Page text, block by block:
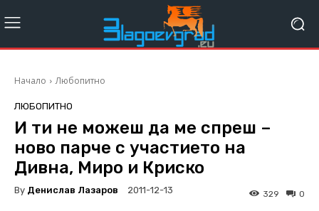
Начало Любопитно
ЛЮБОПИТНО
И ти не можеш да ме спреш –
ново парче с участието на
Дивна, Миро и Криско
By Денислав Лазаров 2011-12-13 0
329